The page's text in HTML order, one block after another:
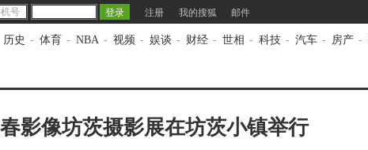
注册 我的搜狐 邮件
历史 - 体育 - NBA - 视频 - 娱谈 - 财经 - 世相 - 科技 - 汽车 - 房产 -
影像坊茨摄影展在坊茨小镇举行